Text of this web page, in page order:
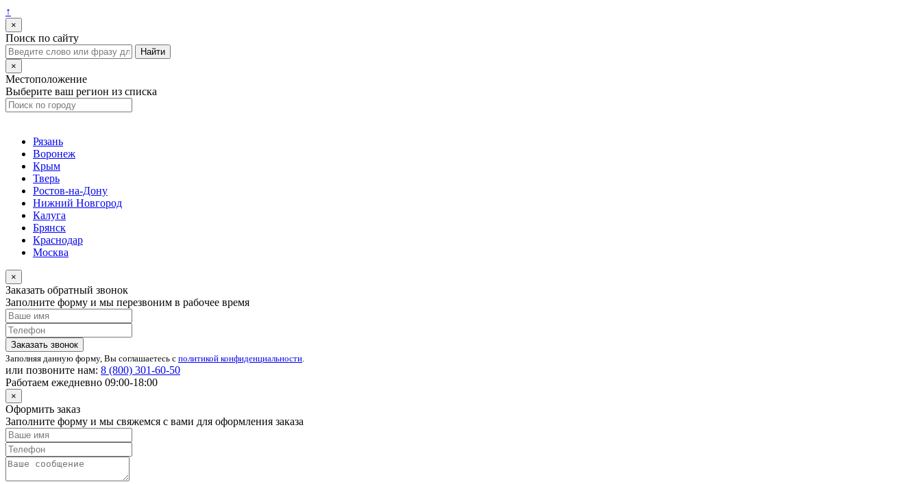
↑
×
Поиск по сайту
×
Местоположение
Выберите ваш регион из списка
Рязань
Воронеж
Крым
Тверь
Ростов-на-Дону
Нижний Новгород
Калуга
Брянск
Краснодар
Москва
×
Заказать обратный звонок
Заполните форму и мы перезвоним в рабочее время
Заказать звонок
Заполняя данную форму, Вы соглашаетесь с политикой конфиденциальности.
или позвоните нам: 8 (800) 301-60-50
Работаем ежедневно 09:00-18:00
×
Оформить заказ
Заполните форму и мы свяжемся с вами для оформления заказа